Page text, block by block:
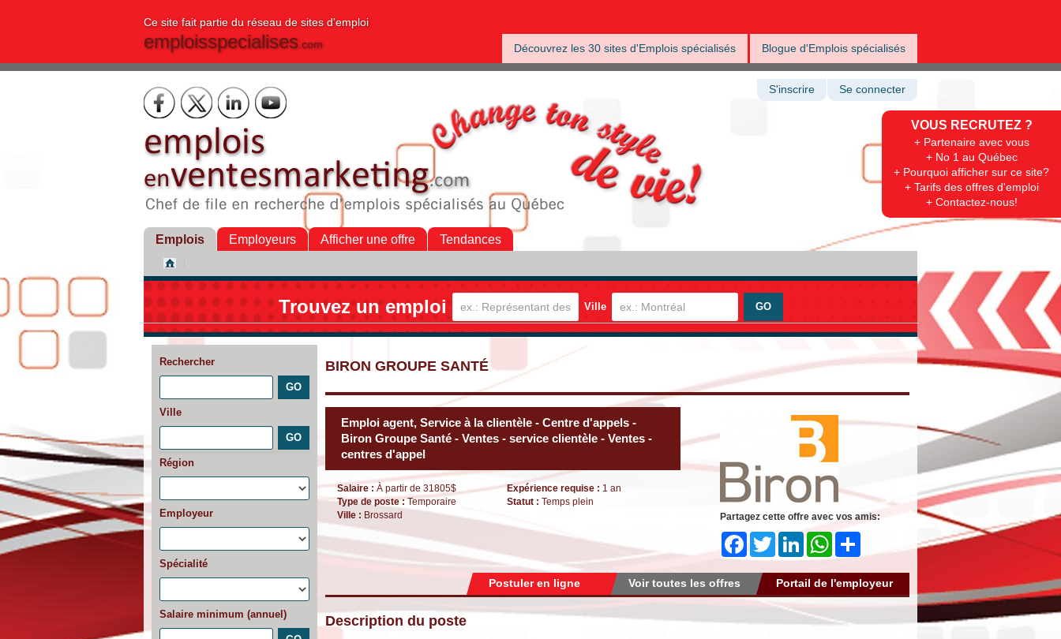
Ce site fait partie du réseau de sites d'emploi
emploisspecialises.com Découvrez les 30 sites d'Emplois spécialisés Blogue d'Emplois spécialisés
VOUS RECRUTEZ ?
+ Partenaire avec vous
+ No 1 au Québec
+ Pourquoi afficher sur ce site?
+ Tarifs des offres d'emploi
+ Contactez-nous!
S'inscrire Se connecter
Emplois Employeurs Afficher une offre Tendances
Trouvez un emploi Ville
Rechercher
Ville
Région
Employeur
Spécialité
Salaire minimum (annuel)
BIRON GROUPE SANTÉ
Emploi agent, Service à la clientèle - Centre d'appels -
Biron Groupe Santé - Ventes - service clientèle - Ventes -
centres d'appel
Salaire : À partir de 31805$
Type de poste :Temporaire
Ville : Brossard
Expérience requise : 1 an
Statut : Temps plein
Partagez cette offre avec vos amis:
FacebookTwitter LinkedIn WhatsApp
Portail de l'employeur
Voir toutes les offres
Postuler en ligne
Description du poste